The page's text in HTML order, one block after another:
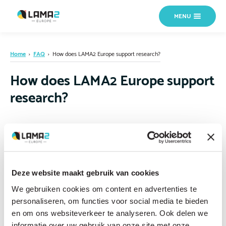
Deze website maakt gebruik van cookies
We gebruiken cookies om content en advertenties te
personaliseren, om functies voor social media te bieden
en om ons websiteverkeer te analyseren. Ook delen we
MENU
Home › FAQ › How does LAMA2 Europe support research?
How does LAMA2 Europe support
research?
By promoting patient registry enrolment, facilitating collaboration
between researchers and the patient community, helping fund research,
patient perspective in research design and priority-setting.